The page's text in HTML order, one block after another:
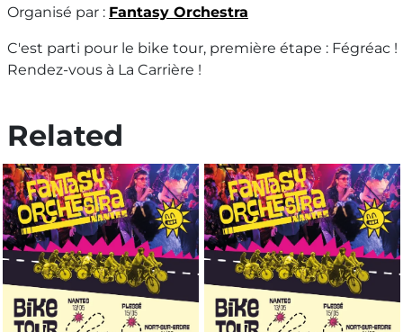
Organisé par : Fantasy Orchestra
C'est parti pour le bike tour, première étape : Fégréac !
Rendez-vous à La Carrière !
Related